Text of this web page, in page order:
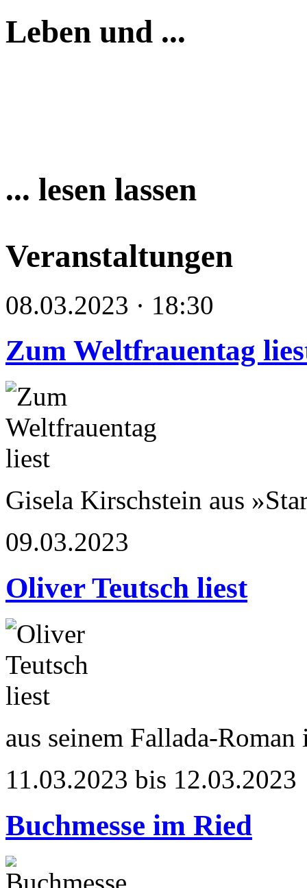
Leben und ...
... lesen lassen
Veranstaltungen
08.03.2023 · 18:30
Zum Weltfrauentag
Gisela Kirschstein aus
09.03.2023
Oliver Teutsch liest
aus seinem Fallada-
11.03.2023 bis 12.03.2023
Buchmesse im Ried